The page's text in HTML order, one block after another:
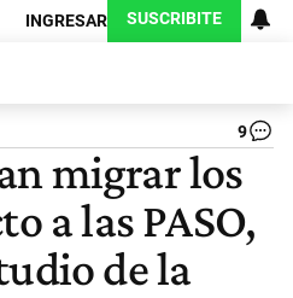
INGRESAR SUSCRIBITE
9
migrar los
a las PASO,
de la